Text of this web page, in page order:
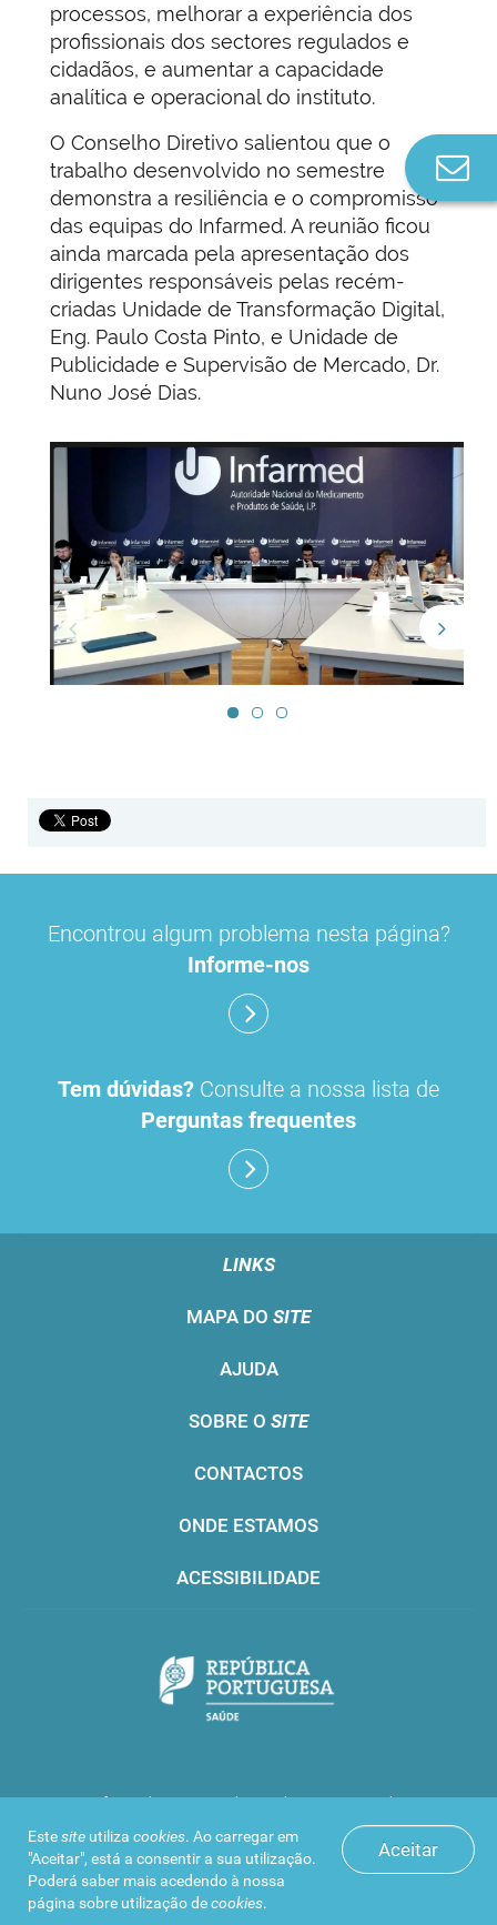
processos, melhorar a experiência dos
profissionais dos sectores regulados e
cidadãos, e aumentar a capacidade
analítica e operacional do instituto.
O Conselho Diretivo salientou que o
trabalho desenvolvido no semestre
demonstra a resiliência e o compromisso
das equipas do Infarmed. A reunião ficou
ainda marcada pela apresentação dos
dirigentes responsáveis pelas recém-
criadas Unidade de Transformação Digital,
Eng. Paulo Costa Pinto, e Unidade de
Publicidade e Supervisão de Mercado, Dr.
Nuno José Dias.
Aceitar
Estesite utiliza cookies. Ao carregar em
"Aceitar", está a consentir a sua utilização.
Poderá saber mais acedendo à nossa
página sobre utilização decookies.
Encontrou algum problema nesta página?
Informe-nos
Tem dúvidas? Consulte a nossa lista de
Perguntas frequentes
LINKS
MAPA DO SITE
AJUDA
SOBRE O SITE
CONTACTOS
ONDE ESTAMOS
ACESSIBILIDADE
Infarmed © 2016. Todos os direitos reservados